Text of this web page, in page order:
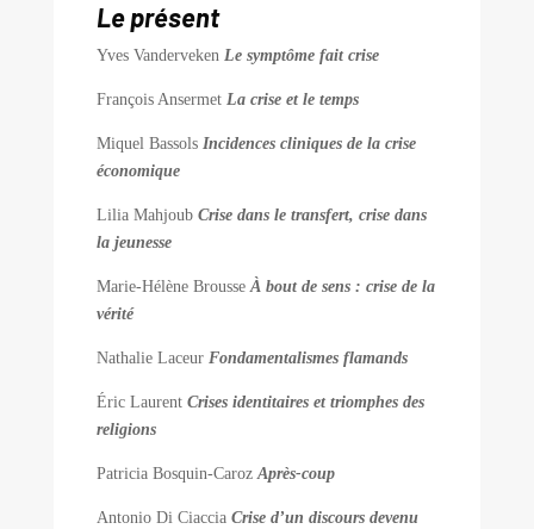
Le présent
Yves Vanderveken Le symptôme fait crise
François Ansermet La crise et le temps
Miquel Bassols Incidences cliniques de la crise
économique
Lilia Mahjoub Crise dans le transfert, crise dans
la jeunesse
Marie-Hélène BrousseÀ bout de sens : crise de la
vérité
Nathalie Laceur Fondamentalismes flamands
Éric Laurent Crises identitaires et triomphes des
religions
Patricia Bosquin-CarozAprès-coup
Antonio Di Ciaccia Crise d’un discours devenu